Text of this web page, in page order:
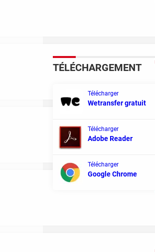
TÉLÉCHARGEMENT
Télécharger
Wetransfer gratuit
Télécharger
Adobe Reader
Télécharger
Google Chrome